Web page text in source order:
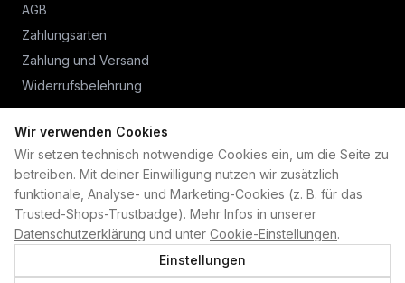
Wir verwenden Cookies
Wir setzen technisch notwendige Cookies ein, um die Seite zu
betreiben. Mit deiner Einwilligung nutzen wir zusätzlich
funktionale, Analyse- und Marketing-Cookies (z. B. für das
Trusted-Shops-Trustbadge). Mehr Infos in unserer
Datenschutzerklärung und unter Cookie-Einstellungen.
Einstellungen
AGB
Zahlungsarten
Zahlung und Versand
Widerrufsbelehrung
PLAN B
Home
Kontakt
Impressum
Datenschutzerklärung